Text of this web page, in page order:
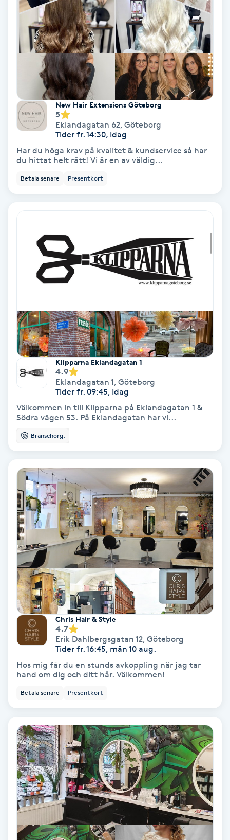
Färgning
Föning
Gel naglar
Gelenaglar
Gruppträning
Gua Sha-massage
Hatha Yoga
Headspa
Healing
Herrklippning
HIFU
Hollywood Peel
Hot Stone Massage
Hot yoga
Hudföryngring
Huduppstramning
Hudvård
Hyaluronsyra
Hyperhidros
Hårborttagning
Hårbottenbehandling
Hårförlängning
Hårvård
New Hair Extensions Göteborg
5
Eklandagatan 62, Göteborg
Tider fr. 14:30, Idag
Har du höga krav på kvalitet & kundservice så har
du hittat helt rätt! Vi är en av väldig...
Betala senare Presentkort
Klipparna Eklandagatan 1
4.9
Eklandagatan 1, Göteborg
Tider fr. 09:45, Idag
Välkommen in till Klipparna på Eklandagatan 1 &
Södra vägen 53. På Eklandagatan har vi...
Branschorg.
Chris Hair & Style
4.7
Erik Dahlbergsgatan 12, Göteborg
Tider fr. 16:45, mån 10 aug.
Hos mig får du en stunds avkoppling när jag tar
hand om dig och ditt hår. Välkommen!
Betala senare Presentkort